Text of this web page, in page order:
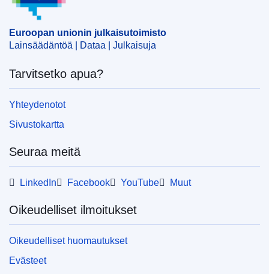
Euroopan unionin julkaisutoimisto
Lainsäädäntöä | Dataa | Julkaisuja
Tarvitsetko apua?
Yhteydenotot
Sivustokartta
Seuraa meitä
LinkedIn Facebook YouTube Muut
Oikeudelliset ilmoitukset
Oikeudelliset huomautukset
Evästeet